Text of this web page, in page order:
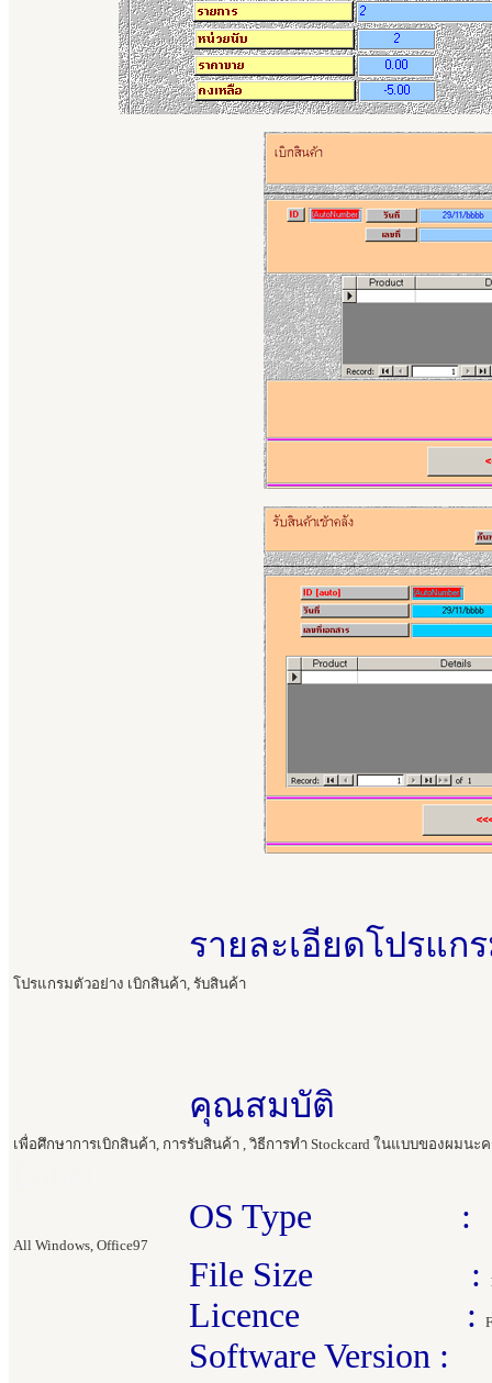
รายละเอียดโปรแ
โปรแกรมตัวอย่าง เบิกสินค้า, รับสินค้า
คุณสมบัติ
เพื่อศึกษาการเบิกสินค้า, การรับสินค้า , วิธีการทำ Stockcard ในแบบของผมนะ
OS Type :
All Windows, Office97
File Size :
Licence :
Software Version :